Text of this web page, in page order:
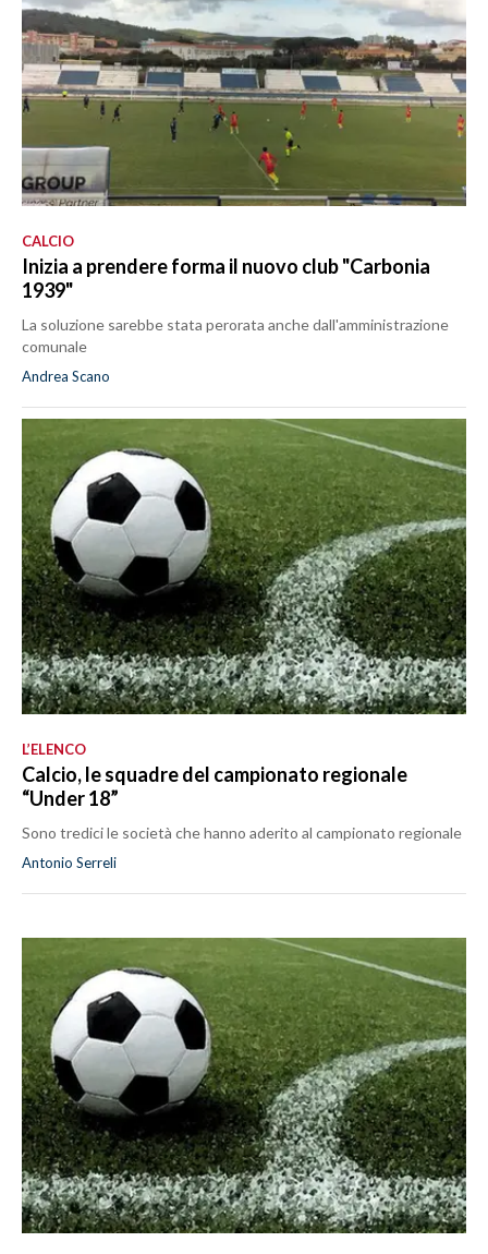
CALCIO
Inizia a prendere forma il nuovo club "Carbonia
1939"
La soluzione sarebbe stata perorata anche dall'amministrazione
comunale
Andrea Scano
L’ELENCO
Calcio, le squadre del campionato regionale
“Under 18”
Sono tredici le società che hanno aderito al campionato regionale
Antonio Serreli